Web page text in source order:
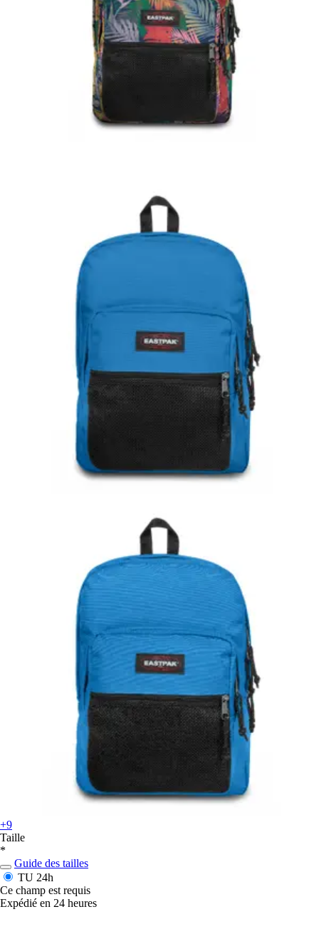
+9
Taille
*
Guide des tailles
TU 24h
Ce champ est requis
Expédié en 24 heures